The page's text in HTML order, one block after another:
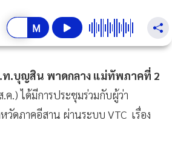
.บุญสิน พาดกลาง แม่ทัพภาคที่ 2
ค.) ได้มีการประชุมร่วมกับผู้ว่า
วัดภาคอีสาน ผ่านระบบ VTC เรื่อง